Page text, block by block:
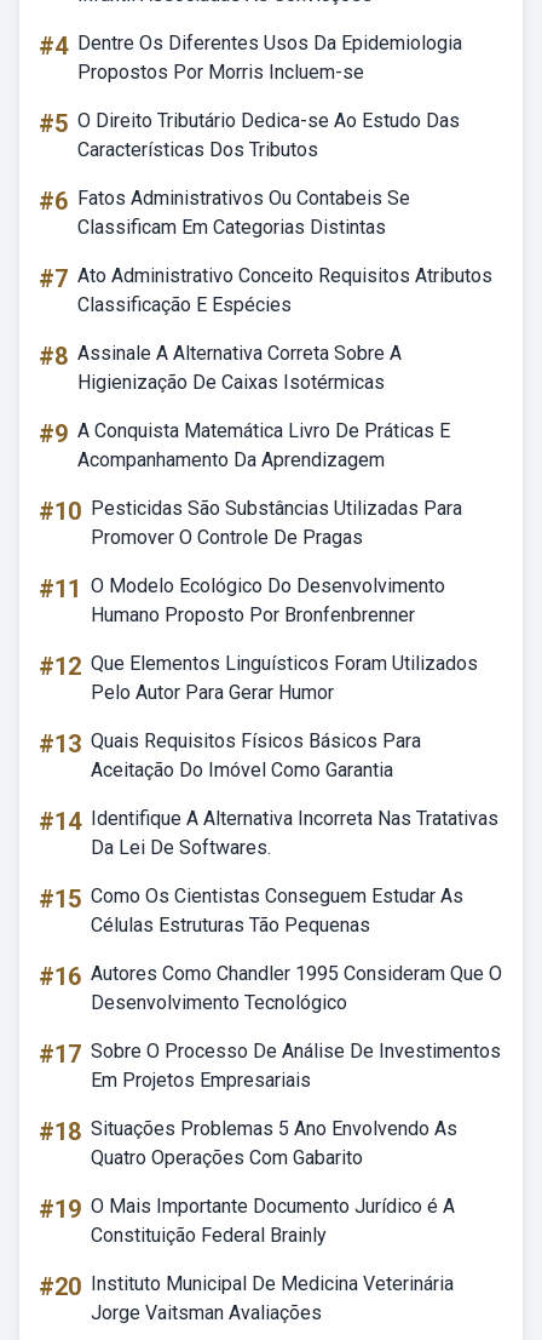
#4 Dentre Os Diferentes Usos Da Epidemiologia
Propostos Por Morris Incluem-se
#5 O Direito Tributário Dedica-se Ao Estudo Das
Características Dos Tributos
#6 Fatos Administrativos Ou Contabeis Se
Classificam Em Categorias Distintas
#7 Ato Administrativo Conceito Requisitos Atributos
Classificação E Espécies
#8 Assinale A Alternativa Correta Sobre A
Higienização De Caixas Isotérmicas
#9 A Conquista Matemática Livro De Práticas E
Acompanhamento Da Aprendizagem
#10 Pesticidas São Substâncias Utilizadas Para
Promover O Controle De Pragas
#11 O Modelo Ecológico Do Desenvolvimento
Humano Proposto Por Bronfenbrenner
#12 Que Elementos Linguísticos Foram Utilizados
Pelo Autor Para Gerar Humor
#13 Quais Requisitos Físicos Básicos Para
Aceitação Do Imóvel Como Garantia
#14 Identifique A Alternativa Incorreta Nas Tratativas
Da Lei De Softwares.
#15 Como Os Cientistas Conseguem Estudar As
Células Estruturas Tão Pequenas
#16 Autores Como Chandler 1995 Consideram Que O
Desenvolvimento Tecnológico
#17 Sobre O Processo De Análise De Investimentos
Em Projetos Empresariais
#18 Situações Problemas 5 Ano Envolvendo As
Quatro Operações Com Gabarito
#19 O Mais Importante Documento Jurídico é A
Constituição Federal Brainly
#20 Instituto Municipal De Medicina Veterinária
Jorge Vaitsman Avaliações